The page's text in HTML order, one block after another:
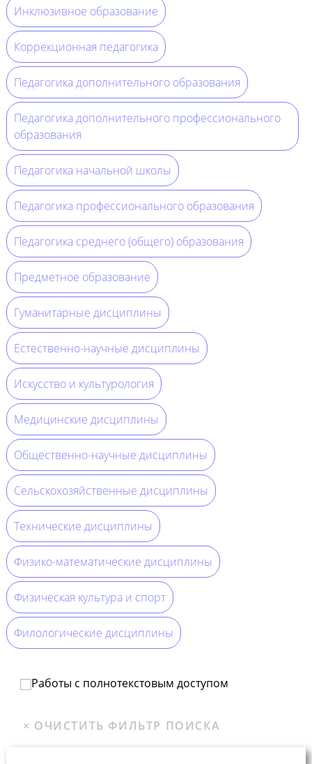
Инклюзивное образование
Коррекционная педагогика
Педагогика дополнительного образования
Педагогика дополнительного профессионального
образования
Педагогика начальной школы
Педагогика профессионального образования
Педагогика среднего (общего) образования
Предметное образование
Гуманитарные дисциплины
Естественно-научные дисциплины
Искусство и культурология
Медицинские дисциплины
Общественно-научные дисциплины
Сельскохозяйственные дисциплины
Технические дисциплины
Физико-математические дисциплины
Физическая культура и спорт
Филологические дисциплины
Работы с полнотекстовым доступом